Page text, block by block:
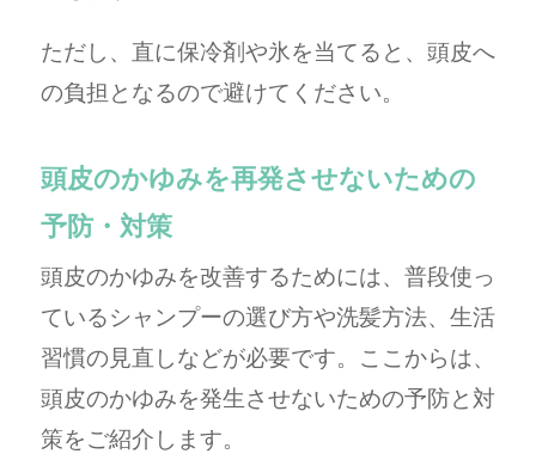
ただし、直に保冷剤や氷を当てると、頭皮へ
の負担となるので避けてください。
頭皮のかゆみを再発させないための
予防・対策
頭皮のかゆみを改善するためには、普段使っ
ているシャンプーの選び方や洗髪方法、生活
習慣の見直しなどが必要です。ここからは、
頭皮のかゆみを発生させないための予防と対
策をご紹介します。